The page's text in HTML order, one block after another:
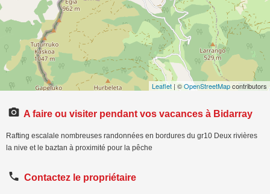
Leaflet| ©OpenStreetMapcontributors
A faire ou visiter pendant vos vacances à Bidarray
Rafting escalale nombreuses randonnées en bordures du gr10 Deux rivières
la nive et le baztan à proximité pour la pêche
Contactez le propriétaire